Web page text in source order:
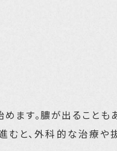
ます。膿が出ることも
むと、外科的な治療